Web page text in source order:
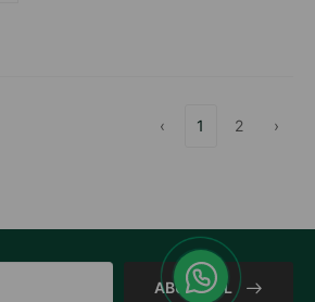
‹ 1 2 ›
ABUNƏ OL